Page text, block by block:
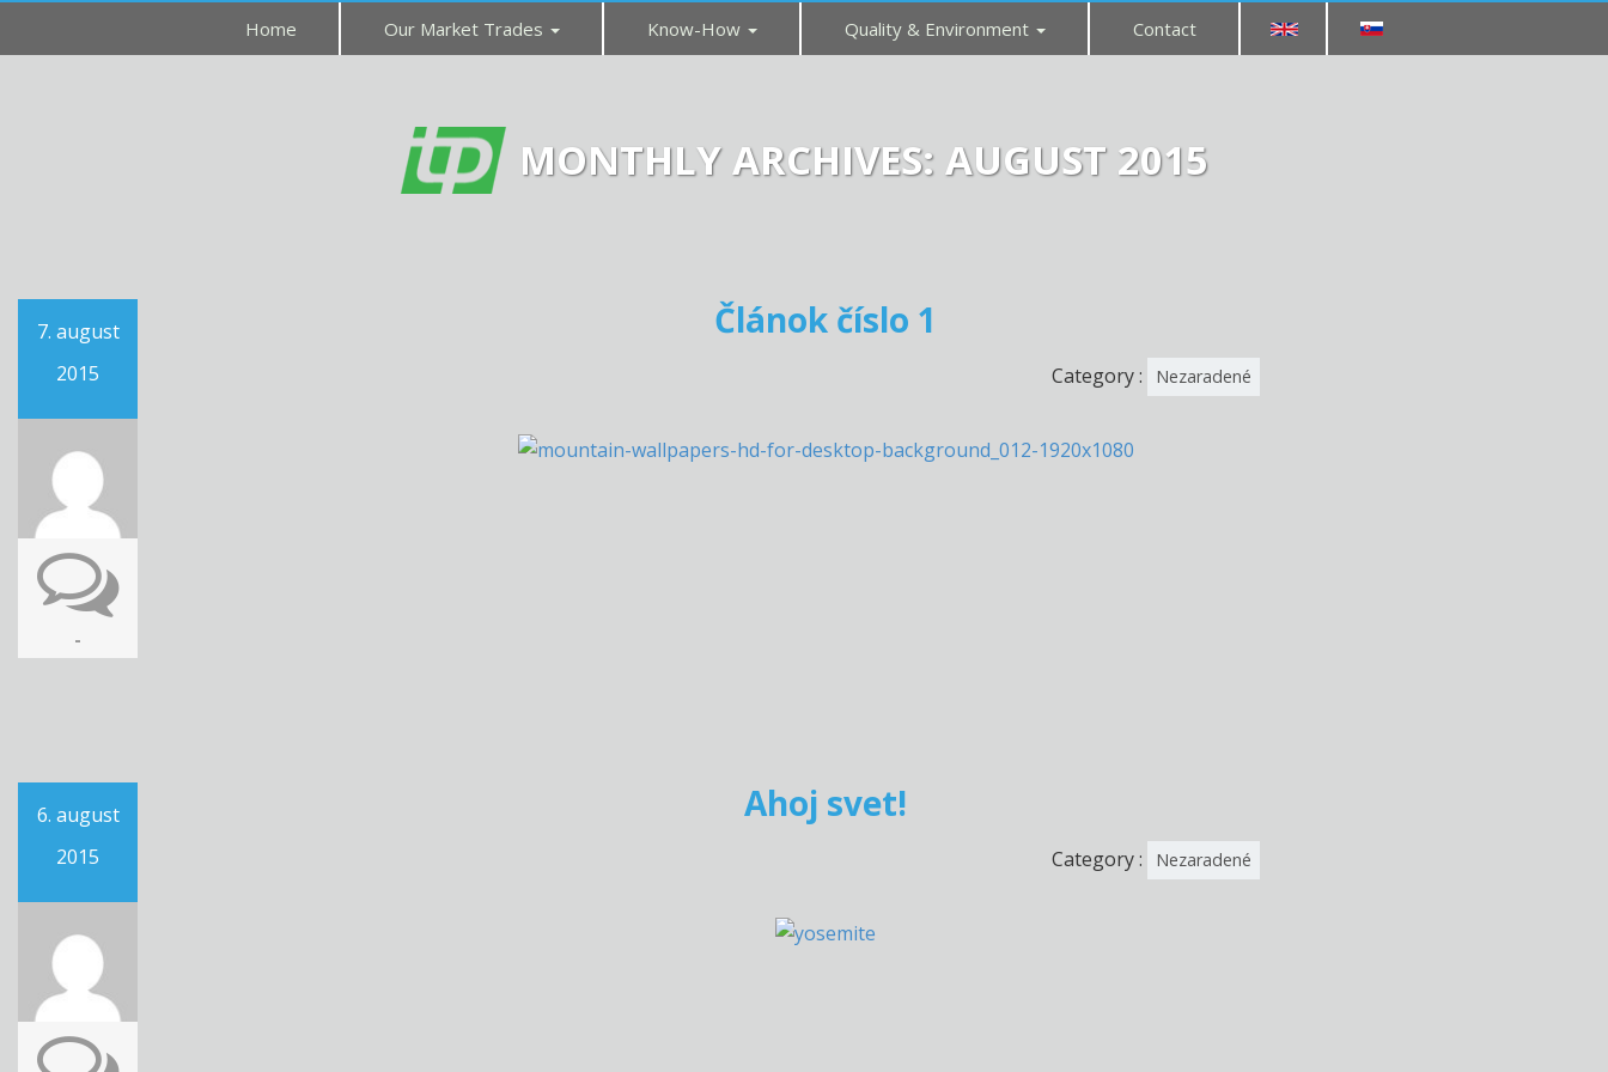
Home Our Market Trades Know-How Quality & Environment Contact
MONTHLY ARCHIVES: AUGUST 2015
7. august
2015
-
Článok číslo 1
Category : Nezaradené
6. august
2015
Ahoj svet!
Category : Nezaradené